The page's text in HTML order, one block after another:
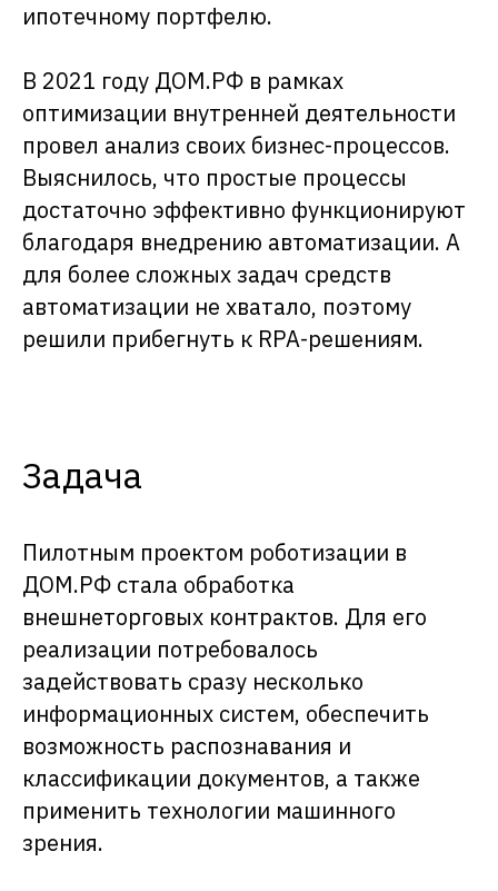
ипотечному портфелю.
В 2021 году ДОМ.РФ в рамках
оптимизации внутренней деятельности
провел анализ своих бизнес-процессов.
Выяснилось, что простые процессы
достаточно эффективно функционируют
благодаря внедрению автоматизации. А
для более сложных задач средств
автоматизации не хватало, поэтому
решили прибегнуть к RPA-решениям.
Задача
Пилотным проектом роботизации в
ДОМ.РФ стала обработка
внешнеторговых контрактов. Для его
реализации потребовалось
задействовать сразу несколько
информационных систем, обеспечить
возможность распознавания и
классификации документов, а также
применить технологии машинного
зрения.